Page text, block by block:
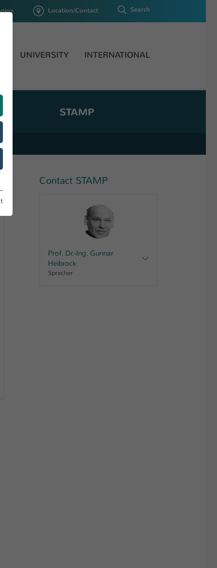
Location/Contact Search
UNIVERSITY INTERNATIONAL
STAMP
Contact STAMP
Prof. Dr.-Ing. Gunnar
Heibrock
Sprecher